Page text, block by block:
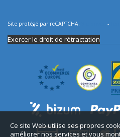
Ce site Web utilise ses propres
améliorer nos services et vous
Site protégé par reCAPTCHA. -
Exercer le droit de rétractation